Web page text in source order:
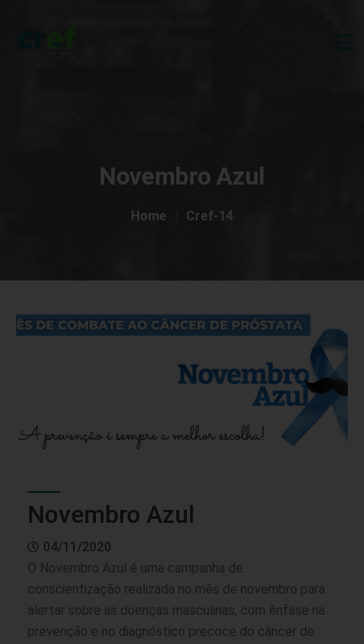
Novembro Azul
Home Cref-14
Novembro Azul
04/11/2020
O Novembro Azul é uma campanha de
conscientização realizada no mês de novembro para
alertar sobre as doenças masculinas, com ênfase na
prevenção e no diagnóstico precoce do câncer de